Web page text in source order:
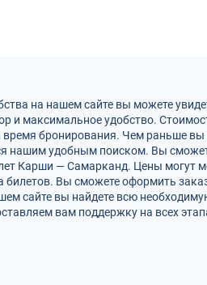
на нашем сайте вы можете
и максимальное удобство.
бронирования. Чем раньше вы
нашим удобным поиском. Вы
Карши — Самарканд. Цены могут
билетов. Вы сможете оформить
сайте вы найдете всю
вам поддержку на всех